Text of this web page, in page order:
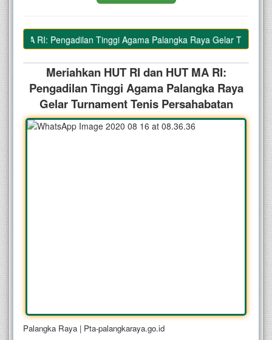
MA RI: Pengadilan Tinggi Agama Palangka Raya Gelar Turnament
Meriahkan HUT RI dan HUT MA RI:
Pengadilan Tinggi Agama Palangka Raya
Gelar Turnament Tenis Persahabatan
Palangka Raya | Pta-palangkaraya.go.id